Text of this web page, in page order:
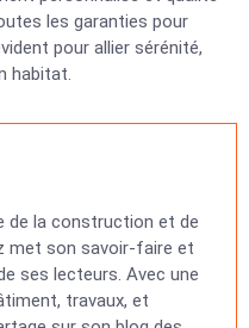
les garanties pour
pour allier sérénité,
habitat.
de la construction et de
met son savoir-faire et
ses lecteurs. Avec une
travaux, et